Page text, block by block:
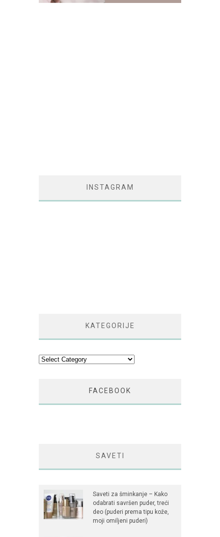
INSTAGRAM
KATEGORIJE
Kategorije
FACEBOOK
SAVETI
Saveti za šminkanje – Kako
odabrati savršen puder, treći
deo (puderi prema tipu kože,
moji omiljeni puderi)